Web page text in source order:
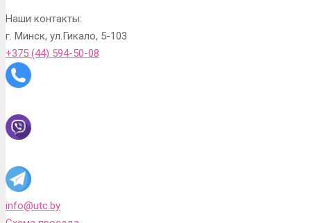
Наши контакты:
г. Минск, ул.Гикало, 5-103
+375 (44) 594-50-08
info@utc.by